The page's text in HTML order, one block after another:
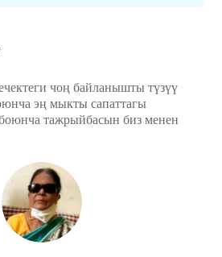
чоң байланышты түзүү
эң мыкты сапаттагы
тажрыйбасын биз менен